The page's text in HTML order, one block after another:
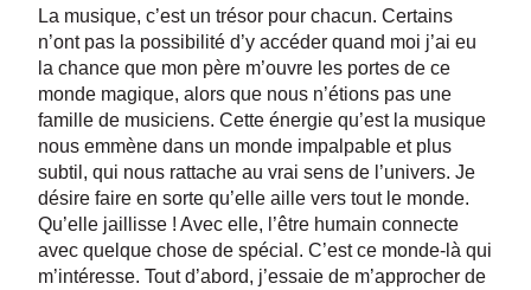
La musique, c’est un trésor pour chacun. Certains
n’ont pas la possibilité d’y accéder quand moi j’ai eu
la chance que mon père m’ouvre les portes de ce
monde magique, alors que nous n’étions pas une
famille de musiciens. Cette énergie qu’est la musique
nous emmène dans un monde impalpable et plus
subtil, qui nous rattache au vrai sens de l’univers. Je
désire faire en sorte qu’elle aille vers tout le monde.
Qu’elle jaillisse ! Avec elle, l’être humain connecte
avec quelque chose de spécial. C’est ce monde-là qui
m’intéresse. Tout d’abord, j’essaie de m’approcher de